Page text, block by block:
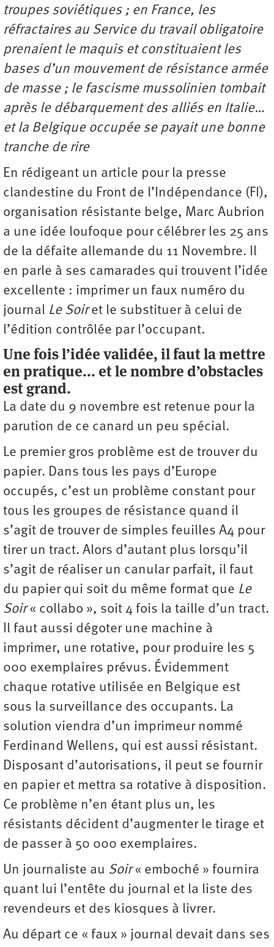
troupes soviétiques ; en France, les
réfractaires au Service du travail obligatoire
prenaient le maquis et constituaient les
bases d’un mouvement de résistance armée
de masse ; le fascisme mussolinien tombait
après le débarquement des alliés en Italie…
et la Belgique occupée se payait une bonne
tranche de rire
En rédigeant un article pour la presse
clandestine du Front de l’Indépendance (FI),
organisation résistante belge, Marc Aubrion
a une idée loufoque pour célébrer les 25 ans
de la défaite allemande du 11 Novembre. Il
en parle à ses camarades qui trouvent l’idée
excellente : imprimer un faux numéro du
journal Le Soiret le substituer à celui de
l’édition contrôlée par l’occupant.
Une fois l’idée validée, il faut la mettre
en pratique... et le nombre d’obstacles
est grand.
La date du 9 novembre est retenue pour la
parution de ce canard un peu spécial.
Le premier gros problème est de trouver du
papier. Dans tous les pays d’Europe
occupés, c’est un problème constant pour
tous les groupes de résistance quand il
s’agit de trouver de simples feuilles A4 pour
tirer un tract. Alors d’autant plus lorsqu’il
s’agit de réaliser un canular parfait, il faut
du papier qui soit du même format que Le
Soir« collabo », soit 4 fois la taille d’un tract.
Il faut aussi dégoter une machine à
imprimer, une rotative, pour produire les 5
000 exemplaires prévus. Évidemment
chaque rotative utilisée en Belgique est
sous la surveillance des occupants. La
solution viendra d’un imprimeur nommé
Ferdinand Wellens, qui est aussi résistant.
Disposant d’autorisations, il peut se fournir
en papier et mettra sa rotative à disposition.
Ce problème n’en étant plus un, les
résistants décident d’augmenter le tirage et
de passer à 50 000 exemplaires.
Un journaliste au Soir« emboché » fournira
quant lui l’entête du journal et la liste des
revendeurs et des kiosques à livrer.
Au départ ce « faux » journal devait dans ses